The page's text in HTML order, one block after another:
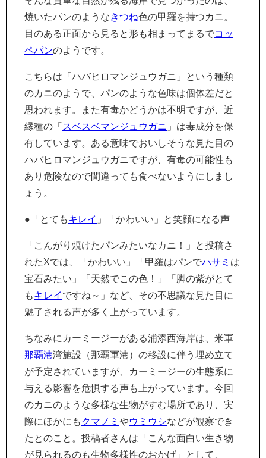
焼いたパンのような きつね色の甲羅を持つカニ。
目のある正面から見ると形も相まってまるでコッ
ペパンのようです。
こちらは「ハバヒロマンジュウガニ」という種類
のカニのようで、パンのような色味は個体差だと
思われます。また有毒かどうかは不明ですが、近
縁種の「 スベスベマンジュウガニ 」は毒成分を保
有しています。ある意味でおいしそうな見た目の
ハバヒロマンジュウガニですが、有毒の可能性も
あり危険なので間違っても食べないようにしまし
ょう。
●「とてもキレイ 」「かわいい」と笑顔になる声
「こんがり焼けたパンみたいなカニ！」と投稿さ
れたXでは、「かわいい」「甲羅はパンでハサミ は
宝石みたい」「天然でこの色！」「脚の紫がとて
もキレイ ですね～」など、その不思議な見た目に
魅了される声が多く上がっています。
ちなみにカーミージーがある浦添西海岸は、米軍
那覇港湾施設（那覇軍港）の移設に伴う埋め立て
が予定されていますが、カーミージーの生態系に
与える影響を危惧する声も上がっています。今回
のカニのような多様な生物がすむ場所であり、実
際にほかにも クマノミ やウミウシなどが観察でき
たとのこと。投稿者さんは「こんな面白い生き物
が見られるのも生物多様性のおかげ」として、